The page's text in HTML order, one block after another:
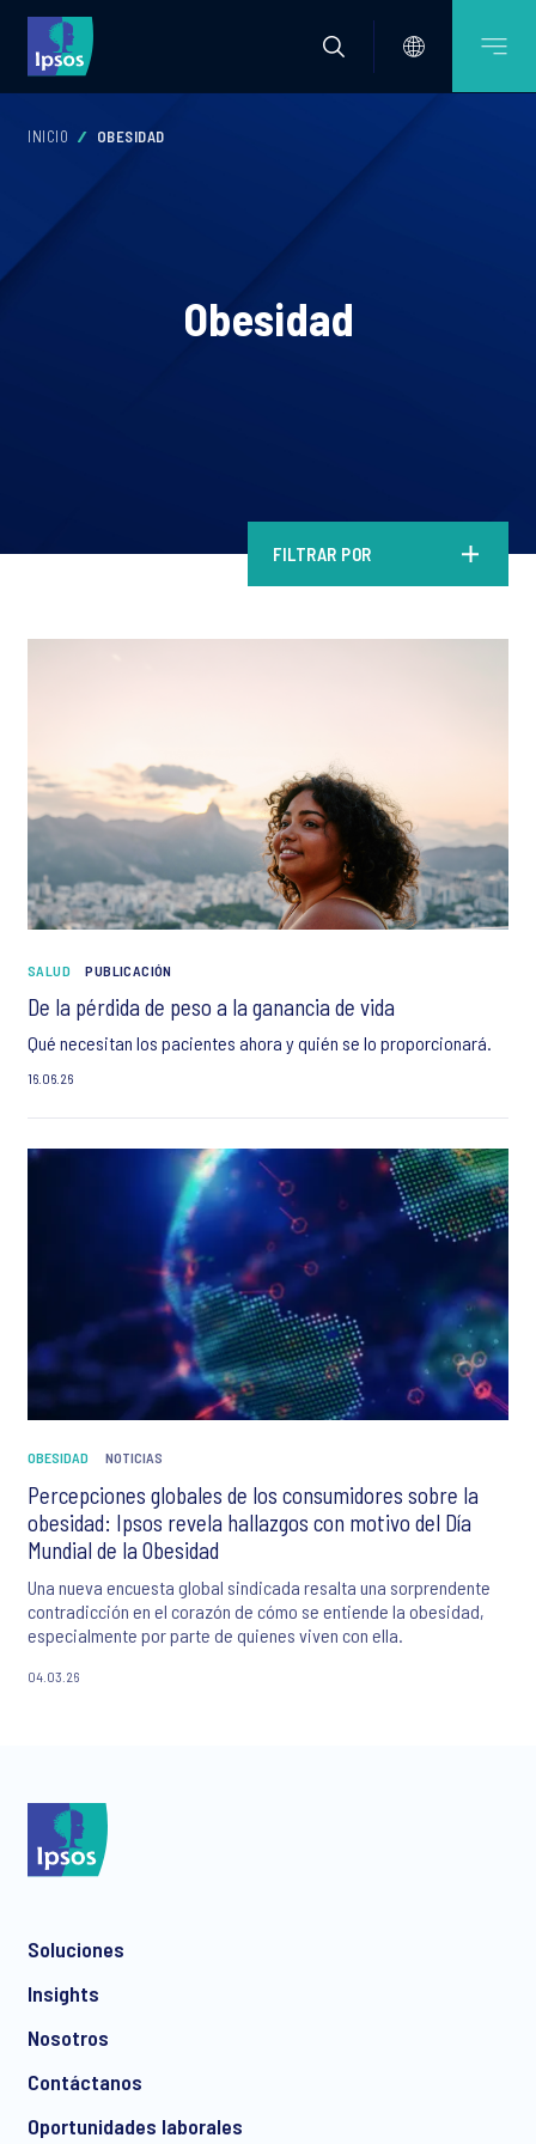
INICIO OBESIDAD
Obesidad
FILTRAR POR
SALUD PUBLICACIÓN
De la pérdida de peso a la ganancia de vida
Qué necesitan los pacientes ahora y quién se lo proporcionará.
16.06.26
OBESIDAD NOTICIAS
Percepciones globales de los consumidores sobre la
obesidad: Ipsos revela hallazgos con motivo del Día
Mundial de la Obesidad
Una nueva encuesta global sindicada resalta una sorprendente
contradicción en el corazón de cómo se entiende la obesidad,
especialmente por parte de quienes viven con ella.
04.03.26
Soluciones
Insights
Nosotros
Contáctanos
Oportunidades laborales